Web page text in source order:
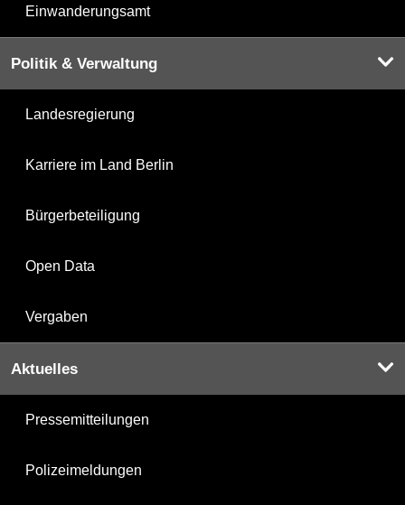
Einwanderungsamt
Politik & Verwaltung
Landesregierung
Karriere im Land Berlin
Bürgerbeteiligung
Open Data
Vergaben
Aktuelles
Pressemitteilungen
Polizeimeldungen